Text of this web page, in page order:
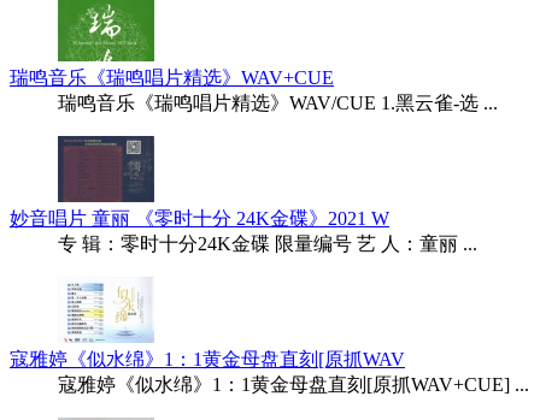
瑞鸣音乐《瑞鸣唱片精选》WAV+CUE
瑞鸣音乐《瑞鸣唱片精选》WAV/CUE 1.黑云雀-选 ...
妙音唱片 童丽 《零时十分 24K金碟》2021 W
专 辑：零时十分24K金碟 限量编号 艺 人：童丽 ...
寇雅婷《似水绵》1：1黄金母盘直刻[原抓WAV
寇雅婷《似水绵》1：1黄金母盘直刻[原抓WAV+CUE] ...